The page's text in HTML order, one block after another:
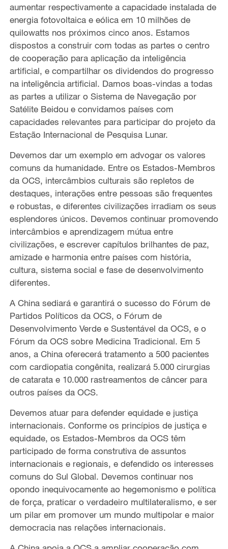
aumentar respectivamente a capacidade instalada de
energia fotovoltaica e eólica em 10 milhões de
quilowatts nos próximos cinco anos. Estamos
dispostos a construir com todas as partes o centro
de cooperação para aplicação da inteligência
artificial, e compartilhar os dividendos do progresso
na inteligência artificial. Damos boas-vindas a todas
as partes a utilizar o Sistema de Navegação por
Satélite Beidou e convidamos países com
capacidades relevantes para participar do projeto da
Estação Internacional de Pesquisa Lunar.
Devemos dar um exemplo em advogar os valores
comuns da humanidade. Entre os Estados-Membros
da OCS, intercâmbios culturais são repletos de
destaques, interações entre pessoas são frequentes
e robustas, e diferentes civilizações irradiam os seus
esplendores únicos. Devemos continuar promovendo
intercâmbios e aprendizagem mútua entre
civilizações, e escrever capítulos brilhantes de paz,
amizade e harmonia entre países com história,
cultura, sistema social e fase de desenvolvimento
diferentes.
A China sediará e garantirá o sucesso do Fórum de
Partidos Políticos da OCS, o Fórum de
Desenvolvimento Verde e Sustentável da OCS, e o
Fórum da OCS sobre Medicina Tradicional. Em 5
anos, a China oferecerá tratamento a 500 pacientes
com cardiopatia congênita, realizará 5.000 cirurgias
de catarata e 10.000 rastreamentos de câncer para
outros países da OCS.
Devemos atuar para defender equidade e justiça
internacionais. Conforme os princípios de justiça e
equidade, os Estados-Membros da OCS têm
participado de forma construtiva de assuntos
internacionais e regionais, e defendido os interesses
comuns do Sul Global. Devemos continuar nos
opondo inequivocamente ao hegemonismo e política
de força, praticar o verdadeiro multilateralismo, e ser
um pilar em promover um mundo multipolar e maior
democracia nas relações internacionais.